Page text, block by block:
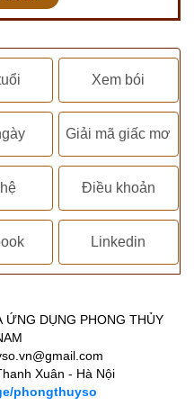
Xem bói
Giải mã giấc mơ
Điều khoản
Linkedin
ỨNG DỤNG PHONG THỦY
Xuân - Hà Nội
phongthuyso